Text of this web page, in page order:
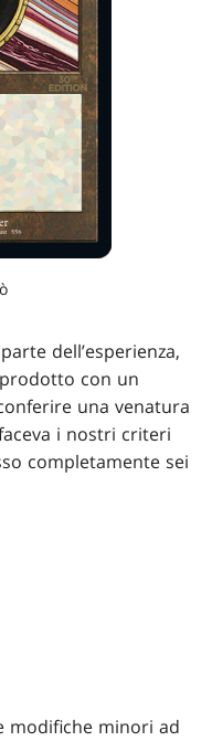
dell’esperienza,
con un
una venatura
i nostri criteri
completamente sei
modifiche minori ad